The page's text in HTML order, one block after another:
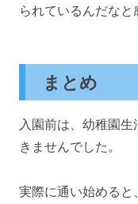
られているんだなと
まとめ
入園前は、幼稚園
きませんでした。
実際に通い始めると